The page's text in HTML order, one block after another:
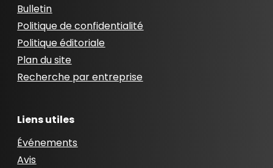
Bulletin
Politique de confidentialité
Politique éditoriale
Plan du site
Recherche par entreprise
Liens utiles
Événements
Avis